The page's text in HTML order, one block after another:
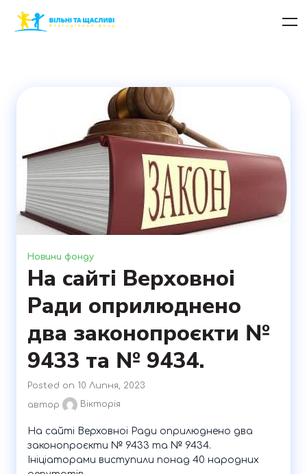
Новини фонду
На сайті Верховноі
Ради оприлюднено
два законопроєкти №
9433 та № 9434.
Posted on 10 Липня, 2023
автор
Вікторія
На сайті Верховноі Ради оприлюднено два
законопроєкти № 9433 та № 9434.
Ініціаторами виступили понад 40 народних